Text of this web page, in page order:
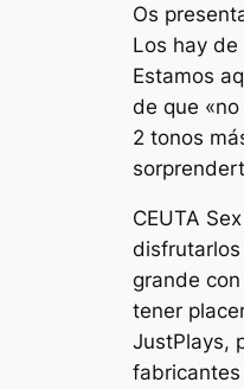
Os
Los hay
Estamos
de que
2 tonos
CEUTA
disfrutarlos
grande
tener
JustPlays,